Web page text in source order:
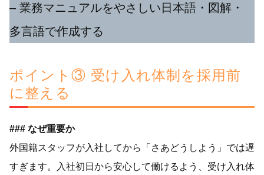
– 業務マニュアルをやさしい日本語・図解・
多言語で作成する
ポイント③ 受け入れ体制を採用前
に整える
### なぜ重要か
外国籍スタッフが入社してから「さあどうしよう」では遅
すぎます。入社初日から安心して働けるよう、受け入れ体